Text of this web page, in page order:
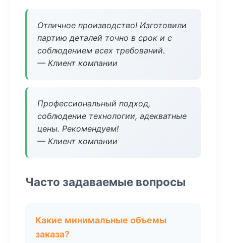
Отличное производство! Изготовили
партию деталей точно в срок и с
соблюдением всех требований.
— Клиент компании
Профессиональный подход,
соблюдение технологии, адекватные
цены. Рекомендуем!
— Клиент компании
Часто задаваемые вопросы
Какие минимальные объемы
заказа?